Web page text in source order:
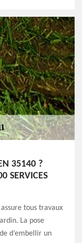
35140 ?
SERVICES
tous travaux
La pose
d’embellir un